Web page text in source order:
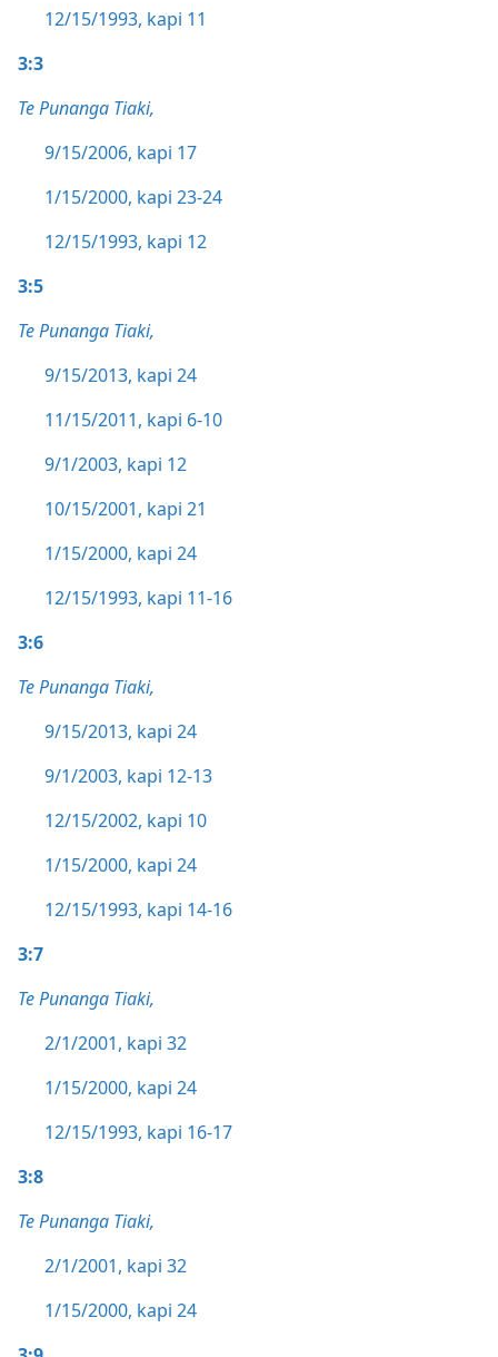
12/15/1993, kapi 11
3:3
Te Punanga Tiaki,
9/15/2006, kapi 17
1/15/2000, kapi 23-24
12/15/1993, kapi 12
3:5
Te Punanga Tiaki,
9/15/2013, kapi 24
11/15/2011, kapi 6-10
9/1/2003, kapi 12
10/15/2001, kapi 21
1/15/2000, kapi 24
12/15/1993, kapi 11-16
3:6
Te Punanga Tiaki,
9/15/2013, kapi 24
9/1/2003, kapi 12-13
12/15/2002, kapi 10
1/15/2000, kapi 24
12/15/1993, kapi 14-16
3:7
Te Punanga Tiaki,
2/1/2001, kapi 32
1/15/2000, kapi 24
12/15/1993, kapi 16-17
3:8
Te Punanga Tiaki,
2/1/2001, kapi 32
1/15/2000, kapi 24